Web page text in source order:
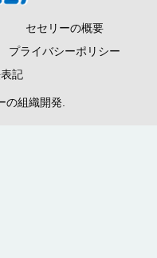
セセリーの概要
プライバシーポリシー
記
組織開発.